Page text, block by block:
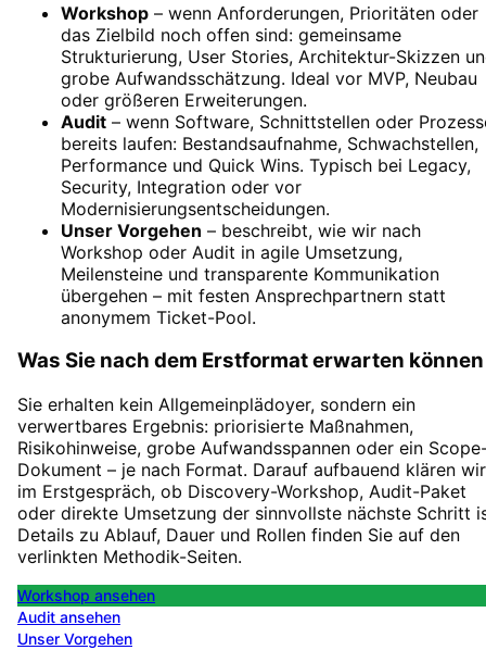
Workshop – wenn Anforderungen, Prioritäten oder
das Zielbild noch offen sind: gemeinsame
Strukturierung, User Stories, Architektur-Skizzen
grobe Aufwandsschätzung. Ideal vor MVP, Neubau
oder größeren Erweiterungen.
Audit – wenn Software, Schnittstellen oder
bereits laufen: Bestandsaufnahme, Schwachstellen,
Performance und Quick Wins. Typisch bei Legacy,
Security, Integration oder vor
Modernisierungsentscheidungen.
Unser Vorgehen – beschreibt, wie wir nach
Workshop oder Audit in agile Umsetzung,
Meilensteine und transparente Kommunikation
übergehen – mit festen Ansprechpartnern statt
anonymem Ticket-Pool.
Was Sie nach dem Erstformat erwarten können
Sie erhalten kein Allgemeinplädoyer, sondern ein
verwertbares Ergebnis: priorisierte Maßnahmen,
Risikohinweise, grobe Aufwandsspannen oder ein
Dokument – je nach Format. Darauf aufbauend klären wir
im Erstgespräch, ob Discovery-Workshop, Audit-Paket
oder direkte Umsetzung der sinnvollste nächste Schritt
Details zu Ablauf, Dauer und Rollen finden Sie auf den
verlinkten Methodik-Seiten.
Workshop ansehen
Audit ansehen
Unser Vorgehen